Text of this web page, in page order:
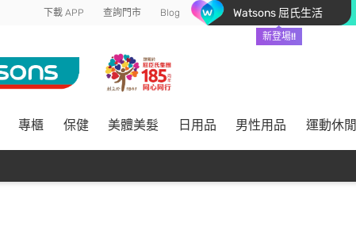
下載 APP 查詢門市 Blog Watsons 屈氏生活
新登場!!
專櫃 保健 美體美髮 日用品 男性用品 運動休閒